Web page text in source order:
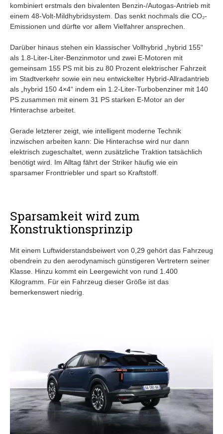
kombiniert erstmals den bivalenten Benzin-/Autogas-Antrieb mit
einem 48-Volt-Mildhybridsystem. Das senkt nochmals die CO₂-
Emissionen und dürfte vor allem Vielfahrer ansprechen.
Darüber hinaus stehen ein klassischer Vollhybrid „hybrid 155“
als 1.8-Liter-Liter-Benzinmotor und zwei E-Motoren mit
gemeinsam 155 PS mit bis zu 80 Prozent elektrischer Fahrzeit
im Stadtverkehr sowie ein neu entwickelter Hybrid-Allradantrieb
als „hybrid 150 4×4“ indem ein 1.2-Liter-Turbobenziner mit 140
PS zusammen mit einem 31 PS starken E-Motor an der
Hinterachse arbeitet.
Gerade letzterer zeigt, wie intelligent moderne Technik
inzwischen arbeiten kann: Die Hinterachse wird nur dann
elektrisch zugeschaltet, wenn zusätzliche Traktion tatsächlich
benötigt wird. Im Alltag fährt der Striker häufig wie ein
sparsamer Fronttriebler und spart so Kraftstoff.
Sparsamkeit wird zum
Konstruktionsprinzip
Mit einem Luftwiderstandsbeiwert von 0,29 gehört das Fahrzeug
obendrein zu den aerodynamisch günstigeren Vertretern seiner
Klasse. Hinzu kommt ein Leergewicht von rund 1.400
Kilogramm. Für ein Fahrzeug dieser Größe ist das
bemerkenswert niedrig.